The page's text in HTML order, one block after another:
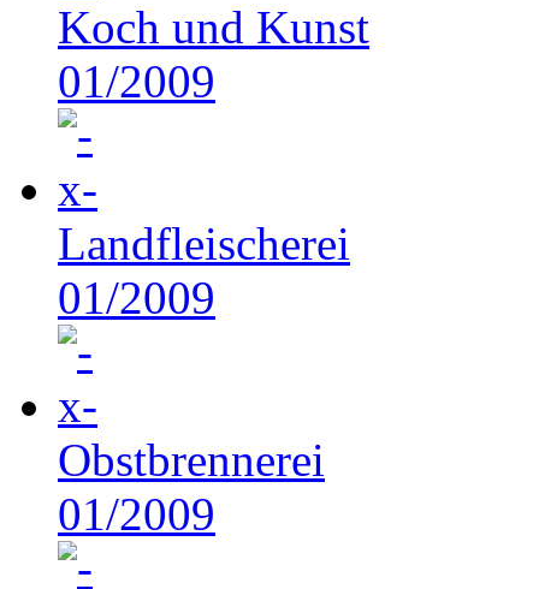
Koch und Kunst
01/2009
Landfleischerei
01/2009
Obstbrennerei
01/2009